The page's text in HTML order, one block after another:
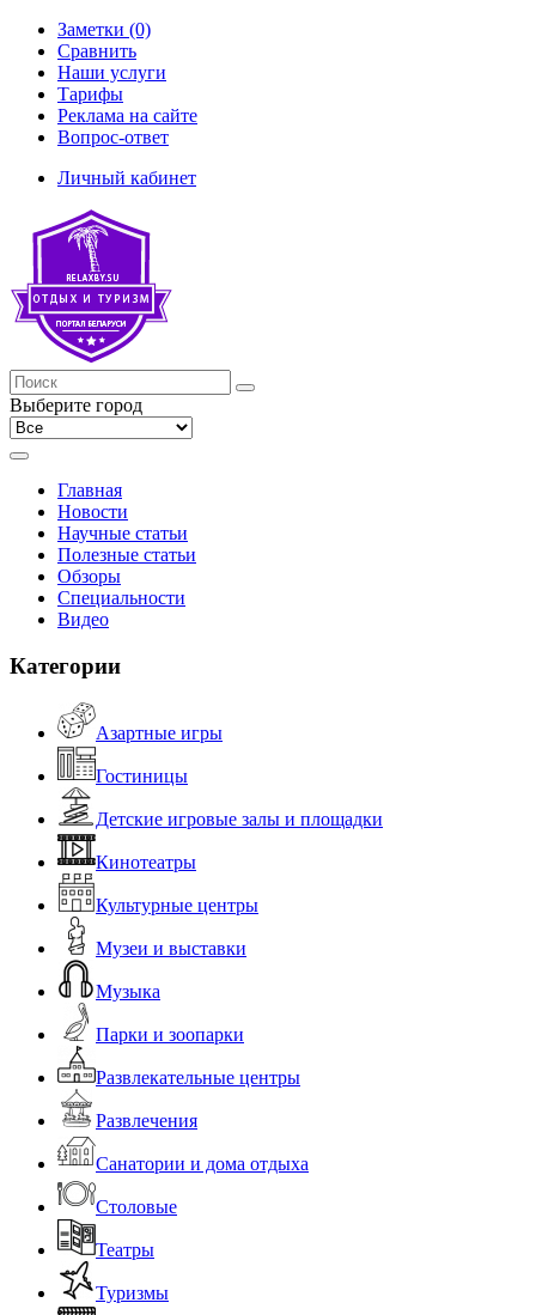
Заметки (0)
Сравнить
Наши услуги
Тарифы
Реклама на сайте
Вопрос-ответ
Личный кабинет
Выберите город
Главная
Новости
Научные статьи
Полезные статьи
Обзоры
Специальности
Видео
Категории
Азартные игры
Гостиницы
Детские игровые залы и площадки
Кинотеатры
Культурные центры
Музеи и выставки
Музыка
Парки и зоопарки
Развлекательные центры
Развлечения
Санатории и дома отдыха
Столовые
Театры
Туризмы